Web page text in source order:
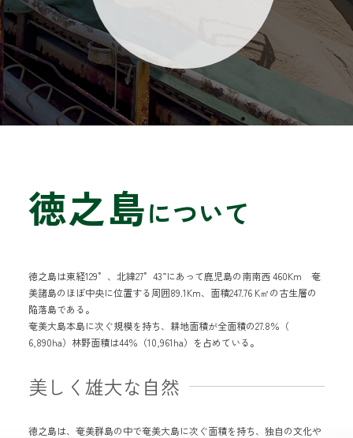
徳之島について
徳之島は東経129゜、北緯27゜43”にあって鹿児島の南南西 460Km 奄
美諸島のほぼ中央に位置する周囲89.1Km、面積247.76 K㎡の古生層の
陥落島である。
奄美大島本島に次ぐ規模を持ち、耕地面積が全面積の27.8％（
6,890ha）林野面積は44％（10,961ha）を占めている。
美しく雄大な自然
徳之島は、奄美群島の中で奄美大島に次ぐ面積を持ち、独自の文化や